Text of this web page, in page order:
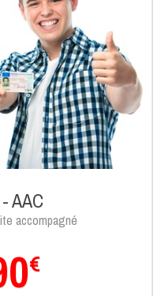
AAC
accompagné
€